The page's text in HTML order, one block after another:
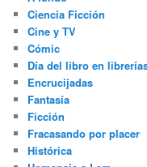
Ciencia Ficción
Cine y TV
Cómic
Día del libro en
Encrucijadas
Fantasía
Ficción
Fracasando por placer
Histórica